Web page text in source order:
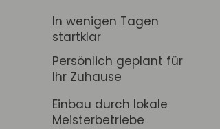
In wenigen Tagen
startklar
Persönlich geplant für
Ihr Zuhause
Einbau durch lokale
Meisterbetriebe